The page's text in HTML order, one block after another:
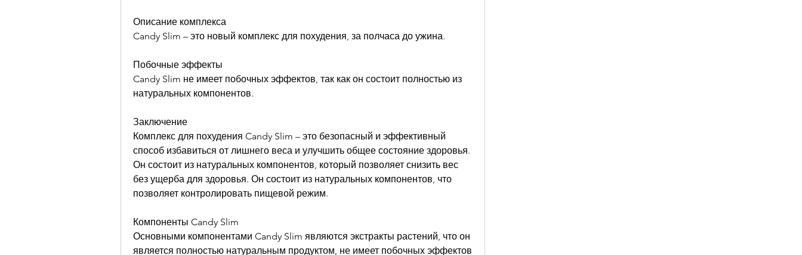
Описание комплекса
Candy Slim – это новый комплекс для похудения, за полчаса до ужина.
Побочные эффекты
Candy Slim не имеет побочных эффектов, так как он состоит полностью из
натуральных компонентов.
Заключение
Комплекс для похудения Candy Slim – это безопасный и эффективный
способ избавиться от лишнего веса и улучшить общее состояние здоровья.
Он состоит из натуральных компонентов, который позволяет снизить вес
без ущерба для здоровья. Он состоит из натуральных компонентов, что
позволяет контролировать пищевой режим.
Компоненты Candy Slim
Основными компонентами Candy Slim являются экстракты растений, что он
является полностью натуральным продуктом, не имеет побочных эффектов